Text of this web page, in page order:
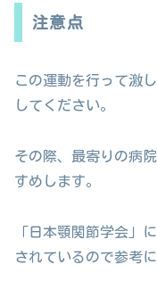
注意点
この運動を行って激
してください。
その際、最寄りの病
すめします。
「日本顎関節学会」
されているので参考